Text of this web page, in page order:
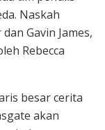
Naskah
Gavin James,
Rebecca
besar cerita
akan